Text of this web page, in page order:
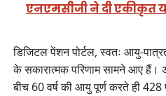
एनएमसीजी ने दी एकीकृत
डिजिटल पेंशन पोर्टल, स्वतः आयु-
के सकारात्मक परिणाम सामने आए
बीच 60 वर्ष की आयु पूर्ण करते ही 428